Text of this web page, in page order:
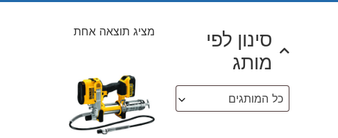
סינון לפי
מותג
כל המותגים
מציג תוצאה אחת